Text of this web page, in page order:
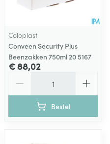
Coloplast
Conveen Security Plus
Beenzakken 750ml 20 5167
€ 88,02
Bestel